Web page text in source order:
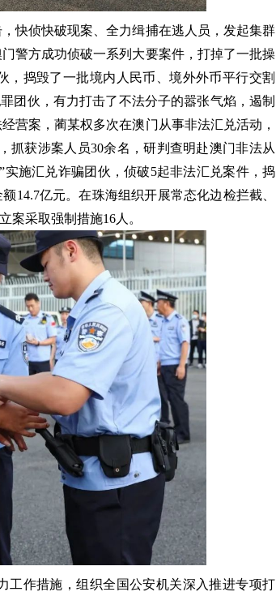
侦快破现案、全力缉捕在逃人员，发起集群
警方成功侦破一系列大要案件，打掉了一批操
捣毁了一批境内人民币、境外外币平行交割
团伙，有力打击了不法分子的嚣张气焰，遏制
营案，蔺某权多次在澳门从事非法汇兑活动，
抓获涉案人员30余名，研判查明赴澳门非法从
施汇兑诈骗团伙，侦破5起非法汇兑案件，捣
14.7亿元。在珠海组织开展常态化边检拦截、
案采取强制措施16人。
作措施，组织全国公安机关深入推进专项打